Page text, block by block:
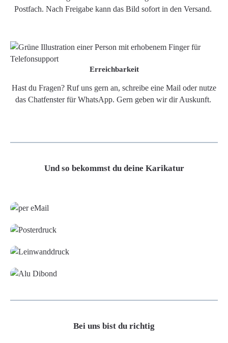
Postfach. Nach Freigabe kann das Bild sofort in den Versand.
Erreichbarkeit
Hast du Fragen? Ruf uns gern an, schreibe eine Mail oder nutze
das Chatfenster für WhatsApp. Gern geben wir dir Auskunft.
Und so bekommst du deine Karikatur
Bei uns bist du richtig